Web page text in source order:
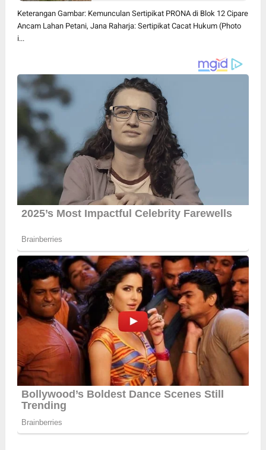
Keterangan Gambar: Kemunculan Sertipikat PRONA di Blok 12 Cipare
Ancam Lahan Petani, Jana Raharja: Sertipikat Cacat Hukum (Photo
i...